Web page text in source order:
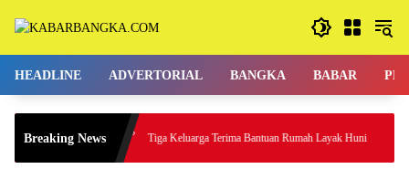
HEADLINE ADVERTORIAL BANGKA BABAR
Breaking News
untuk
Tiga Keluarga Terima Bantuan Rumah Layak Huni